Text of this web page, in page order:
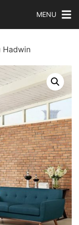
MENU
Hadwin